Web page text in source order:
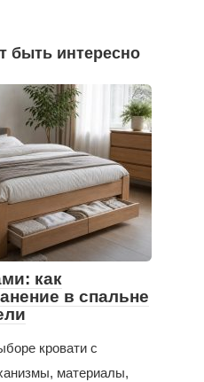
быть интересно
как
в спальне
кровати с
материалы,